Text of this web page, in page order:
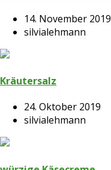
14. November 2019
silvialehmann
Kräutersalz
24. Oktober 2019
silvialehmann